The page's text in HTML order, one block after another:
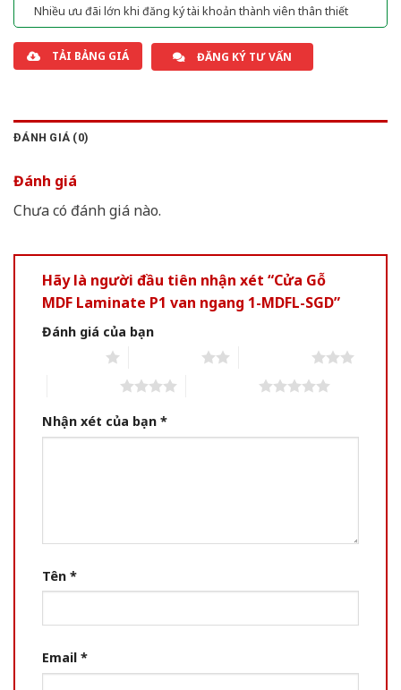
Nhiều ưu đãi lớn khi đăng ký tài khoản thành viên thân thiết
TẢI BẢNG GIÁ ĐĂNG KÝ TƯ VẤN
ĐÁNH GIÁ (0)
Đánh giá
Chưa có đánh giá nào.
Hãy là người đầu tiên nhận xét “Cửa Gỗ
MDF Laminate P1 van ngang 1-MDFL-SGD”
Đánh giá của bạn
Nhận xét của bạn *
Tên *
Email *